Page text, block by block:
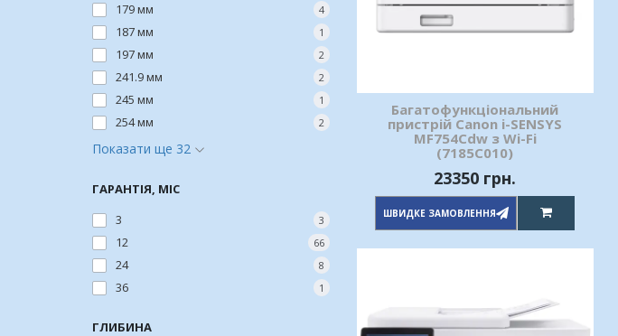
179 мм 4
187 мм 1
197 мм 2
241.9 мм 2
245 мм 1
254 мм 2
Показати ще 32
ГАРАНТІЯ, МІС
3
3
12 66
24 8
36 1
ГЛИБИНА
Багатофункціональний
пристрій Canon i-SENSYS
MF754Cdw з Wi-Fi
(7185С010)
23350 грн.
ШВИДКЕ ЗАМОВЛЕННЯ